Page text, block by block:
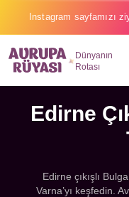
Instagram sayfamızı
Dünyanın
Rotası
Edirne
Edirne çıkışlı
Varna’yı keşfedin.